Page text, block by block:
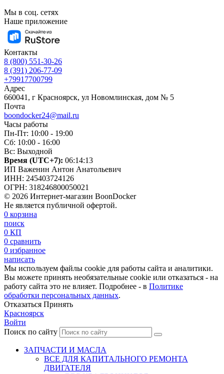
Мы в соц. сетях
Наше приложение
Контакты
8 (800) 551-30-26
8 (391) 206-77-09
+79917700799
Адрес
660041, г Красноярск, ул Новомлинская, дом № 5
Почта
boondocker24@mail.ru
Часы работы
Пн-Пт: 10:00 - 19:00
Сб: 10:00 - 16:00
Вс: Выходной
Время (UTC+7): 06:14:14
ИП Важенин Антон Анатольевич
ИНН: 245403724126
ОГРН: 318246800050021
© 2026 Интернет-магазин BoonDocker
Не является публичной офертой.
0 корзина
поиск
0 КП
0 сравнить
0 избранное
написать
Мы используем файлы cookie для работы сайта и аналитики.
Вы можете принять необязательные cookie или отказаться - на
работу сайта это не влияет. Подробнее - в Политике
обработки персональных данных.
Отказаться Принять
Красноярск
Войти
Поиск по сайту
ЗАПЧАСТИ И МАСЛА
ВСЕ ДЛЯ КАПИТАЛЬНОГО РЕМОНТА
ДВИГАТЕЛЯ